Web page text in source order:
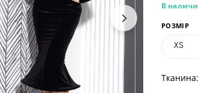
В
РОЗМІР
XS